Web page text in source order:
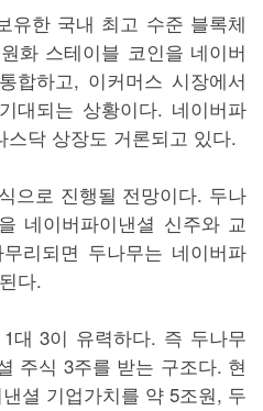
유한 국내 최고 수준 블록체
화 스테이블 코인을 네이버
합하고, 이커머스 시장에서
대되는 상황이다. 네이버파
닥 상장도 거론되고 있다.
으로 진행될 전망이다. 두나
네이버파이낸셜 신주와 교
리되면 두나무는 네이버파
다.
대 3이 유력하다. 즉 두나무
주식 3주를 받는 구조다. 현
셜 기업가치를 약 5조원, 두